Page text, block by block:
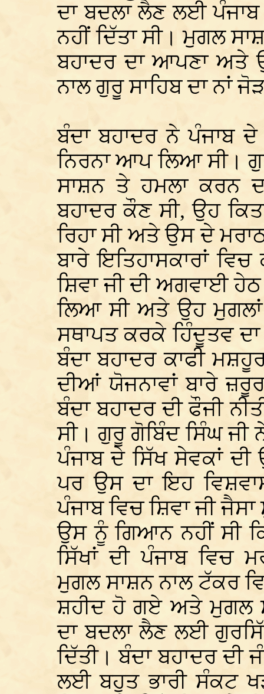
ਦਾ ਬਦਲਾ ਲੈਣ ਲਈ
ਨਹੀਂ ਦਿੱਤਾ ਸੀ। ਮੁਗਲ
ਬਹਾਦਰ ਦਾ ਆਪਣਾ ਅਤੇ
ਨਾਲ ਗੁਰੂ ਸਾਹਿਬ ਦਾ ਨਾਂ
ਬੰਦਾ ਬਹਾਦਰ ਨੇ ਪੰਜਾਬ
ਨਿਰਨਾ ਆਪ ਲਿਆ ਸੀ।
ਸਾਸ਼ਨ ਤੇ ਹਮਲਾ ਕਰਨ
ਬਹਾਦਰ ਕੌਣ ਸੀ, ਉਹ
ਰਿਹਾ ਸੀ ਅਤੇ ਉਸ ਦੇ
ਬਾਰੇ ਇਤਿਹਾਸਕਾਰਾਂ
ਸ਼ਿਵਾ ਜੀ ਦੀ ਅਗਵਾਈ
ਲਿਆ ਸੀ ਅਤੇ ਉਹ ਮੁਗਲਾਂ
ਸਥਾਪਤ ਕਰਕੇ ਹਿੰਦੂਤਵ
ਬੰਦਾ ਬਹਾਦਰ ਕਾਫੀ
ਦੀਆਂ ਯੋਜਨਾਵਾਂ ਬਾਰੇ
ਬੰਦਾ ਬਹਾਦਰ ਦੀ ਫੌਜੀ
ਸੀ। ਗੁਰੂ ਗੋਬਿੰਦ ਸਿੰਘ ਜੀ
ਪੰਜਾਬ ਦੇ ਸਿੱਖ ਸੇਵਕਾਂ
ਪਰ ਉਸ ਦਾ ਇਹ
ਪੰਜਾਬ ਵਿਚ ਸ਼ਿਵਾ ਜੀ
ਉਸ ਨੂੰ ਗਿਆਨ ਨਹੀਂ ਸੀ
ਸਿੱਖਾਂ ਦੀ ਪੰਜਾਬ ਵਿਚ
ਮੁਗਲ ਸਾਸ਼ਨ ਨਾਲ ਟੱਕਰ
ਸ਼ਹੀਦ ਹੋ ਗਏ ਅਤੇ ਮੁਗਲ
ਦਾ ਬਦਲਾ ਲੈਣ ਲਈ
ਦਿੱਤੀ। ਬੰਦਾ ਬਹਾਦਰ ਦੀ
ਲਈ ਬਹੁਤ ਭਾਰੀ ਸੰਕਟ